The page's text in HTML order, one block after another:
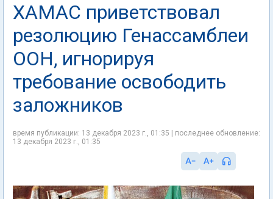
ХАМАС приветствовал
резолюцию Генассамблеи
ООН, игнорируя
требование освободить
заложников
время публикации: 13 декабря 2023 г., 01:35 | последнее обновление:
13 декабря 2023 г., 01:35